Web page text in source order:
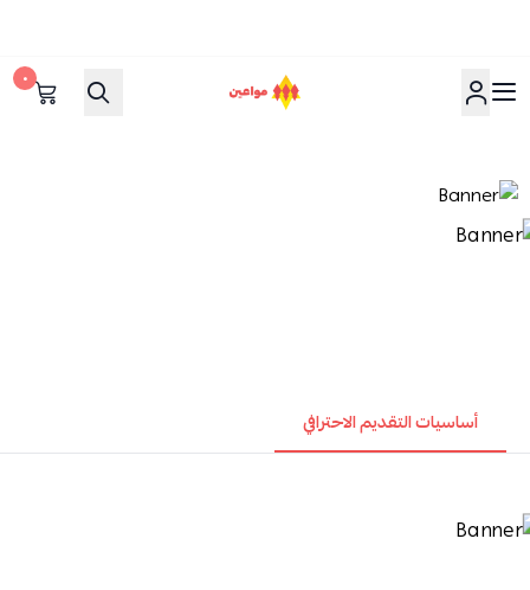
مواعين
٠
أساسيات التقديم الاحترافي